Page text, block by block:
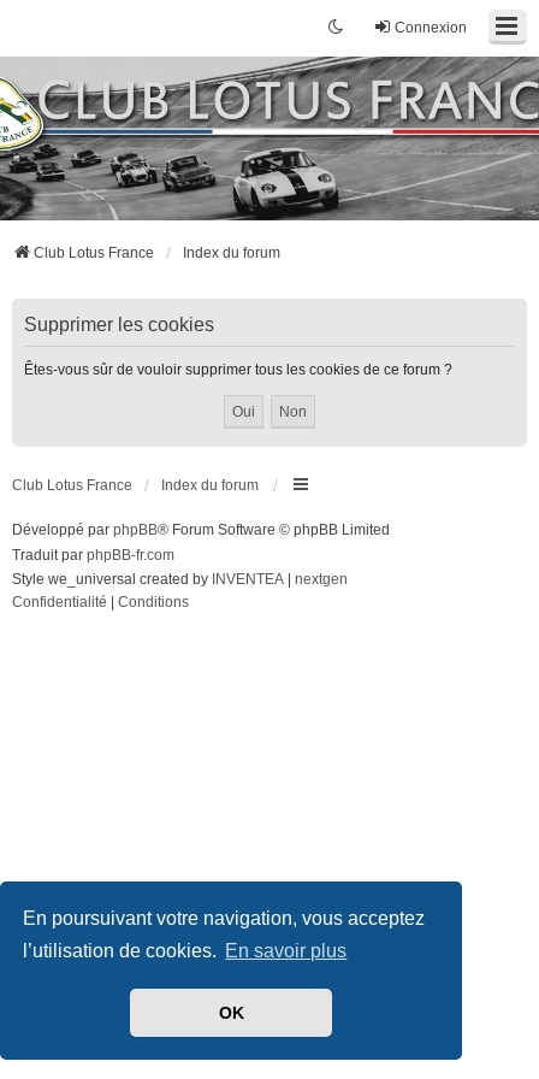
En poursuivant votre navigation, vous acceptez
l’utilisation de cookies. En savoir plus
OK
Connexion
Club Lotus France Index du forum
Supprimer les cookies
Êtes-vous sûr de vouloir supprimer tous les cookies de ce forum ?
Club Lotus France Index du forum
Développé par phpBB® Forum Software © phpBB Limited
Traduit par phpBB-fr.com
Style we_universal created by INVENTEA
nextgen
Confidentialité
Conditions